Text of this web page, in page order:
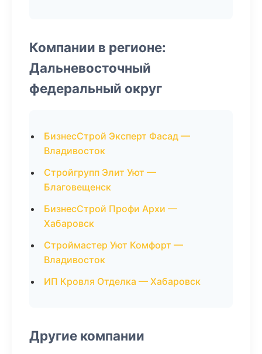
Компании в регионе:
Дальневосточный
федеральный округ
БизнесСтрой Эксперт Фасад —
Владивосток
Стройгрупп Элит Уют —
Благовещенск
БизнесСтрой Профи Архи —
Хабаровск
Строймастер Уют Комфорт —
Владивосток
ИП Кровля Отделка — Хабаровск
Другие компании